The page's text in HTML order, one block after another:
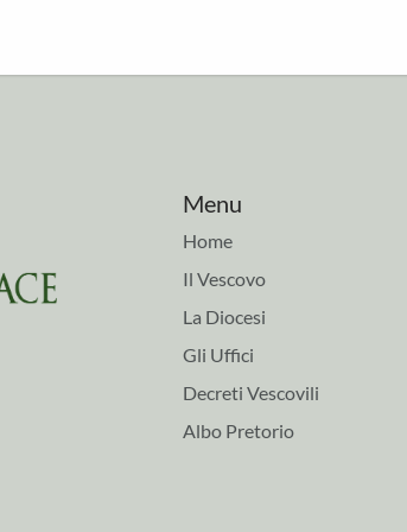
Menu
Home
Il Vescovo
La Diocesi
Gli Uffici
Decreti Vescovili
Albo Pretorio